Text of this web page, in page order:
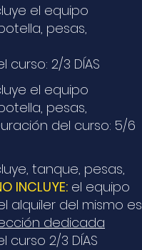
el equipo
pesas,
curso: 2/3 DÍAS
el equipo
pesas,
del curso: 5/6
tanque, pesas,
INCLUYE: el equipo
alquiler del mismo es
dedicada
curso 2/3 DÍAS